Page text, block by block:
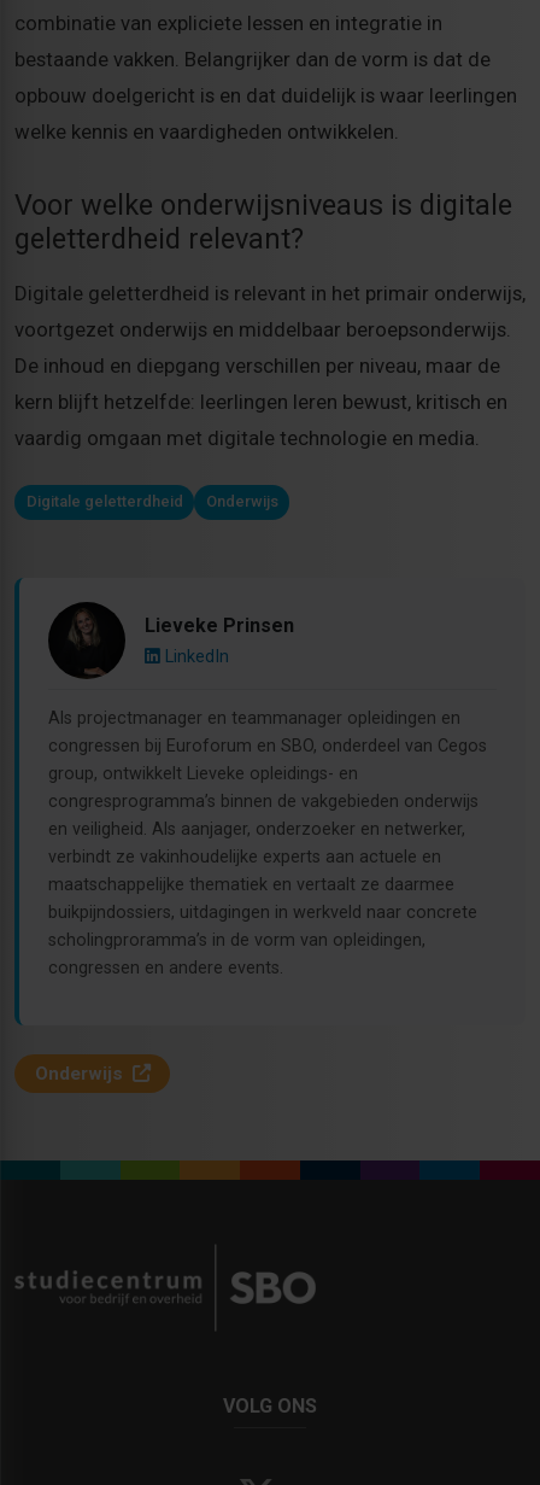
combinatie van expliciete lessen en integratie in
bestaande vakken. Belangrijker dan de vorm is dat de
opbouw doelgericht is en dat duidelijk is waar leerlingen
welke kennis en vaardigheden ontwikkelen.
Voor welke onderwijsniveaus is digitale
geletterdheid relevant?
Digitale geletterdheid is relevant in het primair onderwijs,
voortgezet onderwijs en middelbaar beroepsonderwijs.
De inhoud en diepgang verschillen per niveau, maar de
kern blijft hetzelfde: leerlingen leren bewust, kritisch en
vaardig omgaan met digitale technologie en media.
Digitale geletterdheid Onderwijs
Lieveke Prinsen
LinkedIn
Als projectmanager en teammanager opleidingen en
congressen bij Euroforum en SBO, onderdeel van Cegos
group, ontwikkelt Lieveke opleidings- en
congresprogramma’s binnen de vakgebieden onderwijs
en veiligheid. Als aanjager, onderzoeker en netwerker,
verbindt ze vakinhoudelijke experts aan actuele en
maatschappelijke thematiek en vertaalt ze daarmee
buikpijndossiers, uitdagingen in werkveld naar concrete
scholingproramma’s in de vorm van opleidingen,
congressen en andere events.
Onderwijs
VOLG ONS